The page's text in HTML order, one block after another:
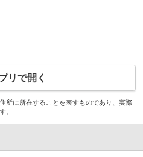
リで開く
所に所在することを表すものであり、実際
。